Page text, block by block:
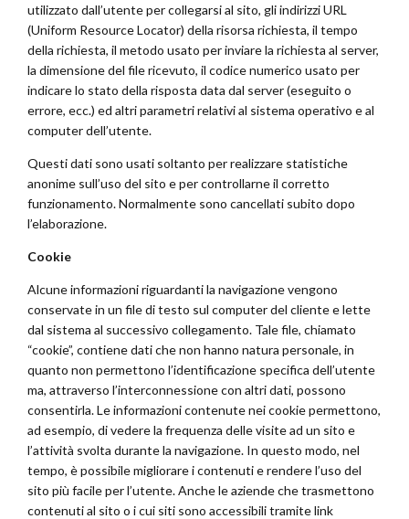
utilizzato dall’utente per collegarsi al sito, gli indirizzi URL
(Uniform Resource Locator) della risorsa richiesta, il tempo
della richiesta, il metodo usato per inviare la richiesta al server,
la dimensione del file ricevuto, il codice numerico usato per
indicare lo stato della risposta data dal server (eseguito o
errore, ecc.) ed altri parametri relativi al sistema operativo e al
computer dell’utente.
Questi dati sono usati soltanto per realizzare statistiche
anonime sull’uso del sito e per controllarne il corretto
funzionamento. Normalmente sono cancellati subito dopo
l’elaborazione.
Cookie
Alcune informazioni riguardanti la navigazione vengono
conservate in un file di testo sul computer del cliente e lette
dal sistema al successivo collegamento. Tale file, chiamato
“cookie”, contiene dati che non hanno natura personale, in
quanto non permettono l’identificazione specifica dell’utente
ma, attraverso l’interconnessione con altri dati, possono
consentirla. Le informazioni contenute nei cookie permettono,
ad esempio, di vedere la frequenza delle visite ad un sito e
l’attività svolta durante la navigazione. In questo modo, nel
tempo, è possibile migliorare i contenuti e rendere l’uso del
sito più facile per l’utente. Anche le aziende che trasmettono
contenuti al sito o i cui siti sono accessibili tramite link